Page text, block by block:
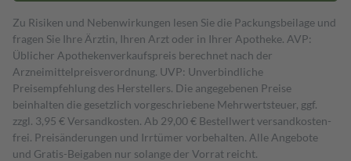
Zu Risiken und Nebenwirkungen lesen Sie die Packungsbeilage und
fragen Sie Ihre Ärztin, Ihren Arzt oder in Ihrer Apotheke. AVP:
Üblicher Apothekenverkaufspreis berechnet nach der
Arzneimittelpreisverordnung. UVP: Unverbindliche
Preisempfehlung des Herstellers. Die angegebenen Preise
beinhalten die gesetzlich vorgeschriebene Mehrwertsteuer, ggf.
zzgl. 3,95 € Versandkosten. Ab 29,00 € Bestell­wert versand­kosten­
frei. Preisänderungen und Irrtümer vorbehalten. Alle Angebote
und Gratis-Beigaben nur solange der Vorrat reicht.